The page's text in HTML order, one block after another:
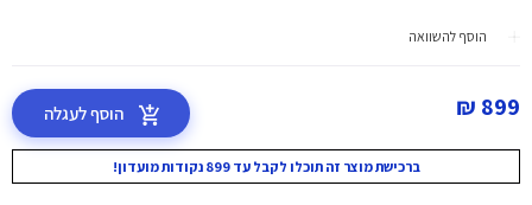
הוסף להשוואה
899 ₪ הוסף לעגלה
ברכישת מוצר זה תוכלו לקבל עד 899 נקודות מועדון!